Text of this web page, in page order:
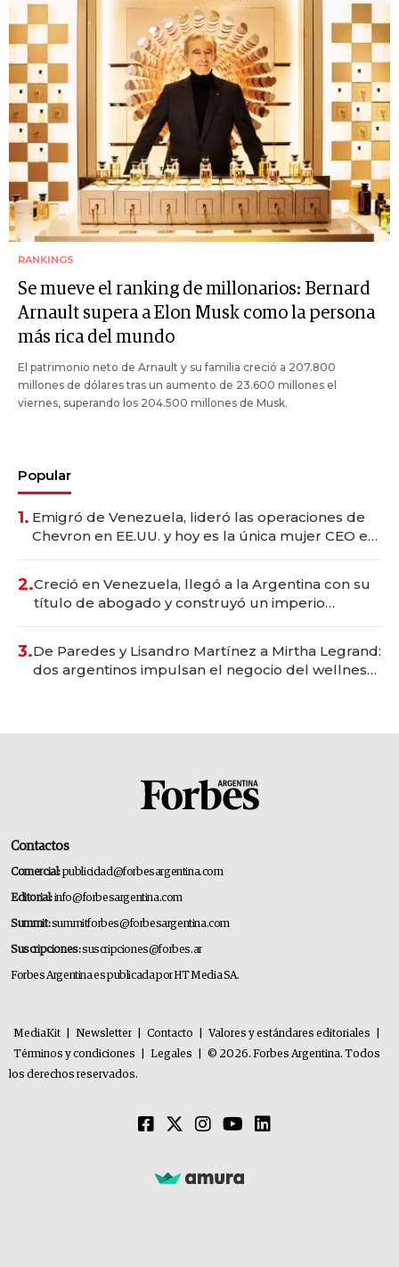
RANKINGS
Se mueve el ranking de millonarios: Bernard
Arnault supera a Elon Musk como la persona
más rica del mundo
El patrimonio neto de Arnault y su familia creció a 207.800
millones de dólares tras un aumento de 23.600 millones el
viernes, superando los 204.500 millones de Musk.
Popular
1. Emigró de Venezuela, lideró las operaciones de
Chevron en EE.UU. y hoy es la única mujer CEO en
2.Creció en Venezuela, llegó a la Argentina con su
título de abogado y construyó un imperio
3.De Paredes y Lisandro Martínez a Mirtha Legrand:
dos argentinos impulsan el negocio del wellness
Contactos
Comercial:publicidad@forbesargentina.com
Editorial:info@forbesargentina.com
Summit:summitforbes@forbesargentina.com
Suscripciones:suscripciones@forbes.ar
Forbes Argentina es publicada por HT Media SA.
MediaKit Newsletter Contacto Valores y estándares editoriales
Términos y condiciones
Legales
© 2026. Forbes Argentina. Todos
los derechos reservados.